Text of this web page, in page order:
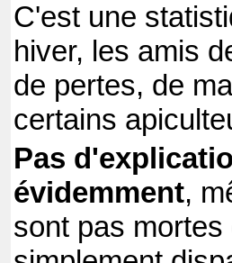
C'est une
hiver, les amis
de pertes, de
certains
Pas
évidemment,
sont pas